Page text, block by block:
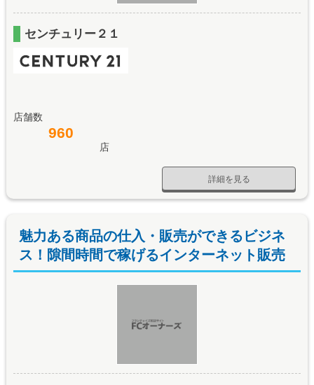
センチュリー２１
店舗数
960
店
詳細を見る
魅力ある商品の仕入・販売ができるビジネ
ス！隙間時間で稼げるインターネット販売